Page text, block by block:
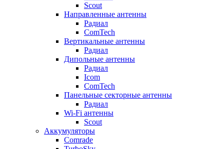
Scout
Направленные антенны
Радиал
ComTech
Вертикальные антенны
Радиал
Дипольные антенны
Радиал
Icom
ComTech
Панельные секторные антенны
Радиал
Wi-Fi антенны
Scout
Аккумуляторы
Comrade